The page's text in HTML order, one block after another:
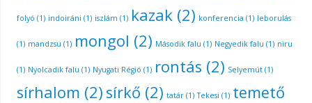
folyó (1) indoiráni (1) iszlám (1) kazak(2) konferencia (1) leborulás
(1) mandzsu (1) mongol (2) Második falu (1) Negyedik falu (1) niru
(1) Nyolcadik falu (1) Nyugati Régió (1) rontás (2) Selyemút(1)
sírhalom (2) sírkő (2) tatár(1) Tekesi (1) temető